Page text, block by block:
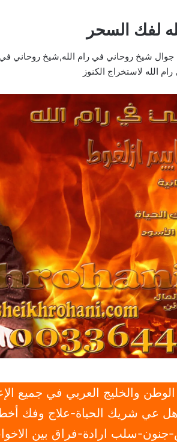
لفك السحر
شيخ روحاني في رام الله,شيخ روحاني
الله لاستخراج الكنوز
والخليج العربي في جميع
عي شريك الحياة-علاج وفك
جنون-سلب ارادة-فراق بين